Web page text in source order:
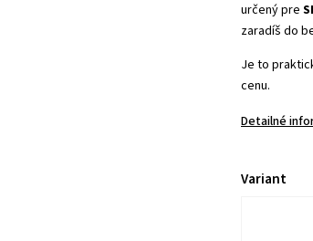
určený pre
zaradíš do
Je to
cenu.
Detailné
Variant